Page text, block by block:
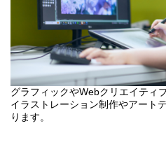
グラフィックやWebクリエイティ
イラストレーション制作やアート
ります。